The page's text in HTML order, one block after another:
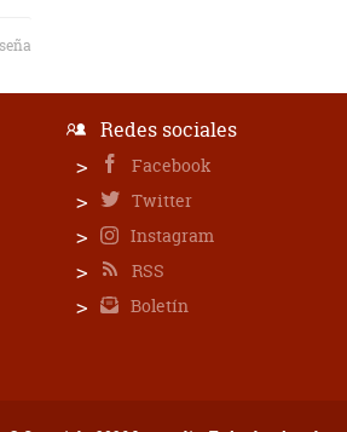
Redes sociales
Facebook
Twitter
Instagram
RSS
Boletín